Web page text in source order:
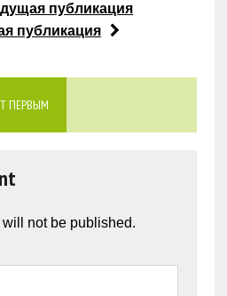
публикация
публикация
ПЕРВЫМ
not be published.